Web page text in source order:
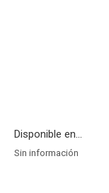
Disponible en...
Sin información